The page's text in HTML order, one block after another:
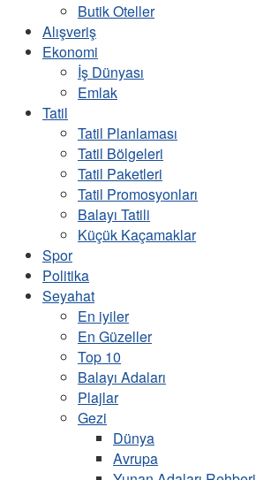
Butik Oteller
Alışveriş
Ekonomi
İş Dünyası
Emlak
Tatil
Tatil Planlaması
Tatil Bölgeleri
Tatil Paketleri
Tatil Promosyonları
Balayı Tatili
Küçük Kaçamaklar
Spor
Politika
Seyahat
En iyiler
En Güzeller
Top 10
Balayı Adaları
Plajlar
Gezi
Dünya
Avrupa